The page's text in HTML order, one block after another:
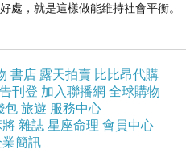
處，就是這樣做能維持社會平衡。
書店 露天拍賣 比比昂代購
刊登 加入聯播網 全球購物
包 旅遊 服務中心
將 雜誌 星座命理 會員中心
業簡訊